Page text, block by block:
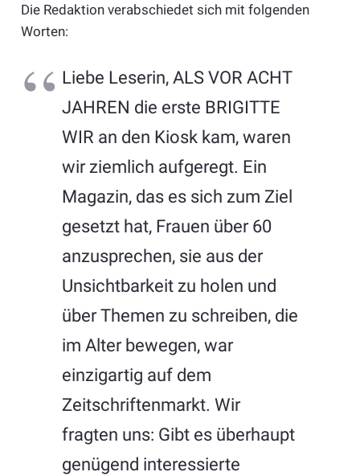
Die Redaktion verabschiedet sich mit folgenden
Worten:
Liebe Leserin, ALS VOR ACHT
JAHREN die erste BRIGITTE
WIR an den Kiosk kam, waren
wir ziemlich aufgeregt. Ein
Magazin, das es sich zum Ziel
gesetzt hat, Frauen über 60
anzusprechen, sie aus der
Unsichtbarkeit zu holen und
über Themen zu schreiben, die
im Alter bewegen, war
einzigartig auf dem
Zeitschriftenmarkt. Wir
fragten uns: Gibt es überhaupt
genügend interessierte